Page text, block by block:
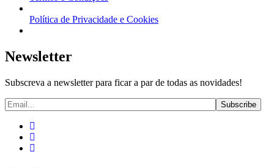
Política de Privacidade e Cookies
Newsletter
Subscreva a newsletter para ficar a par de todas as novidades!